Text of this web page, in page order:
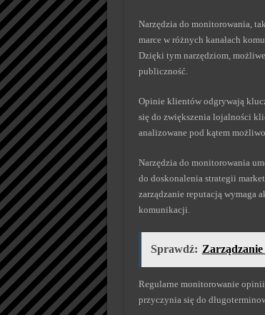
Narzędzia do monitorowania,
marce w różnych kanałach
Dzięki tym narzędziom,
publiczność.
Opinie klientów odgrywają
się do zwiększenia lojalności
analizowane pod kątem
Narzędzia do monitorowania
do doskonalenia strategii
zarządzanie reputacją wymaga
komunikacji.
Sprawdź:
Regularne monitorowanie
przyczynia się do